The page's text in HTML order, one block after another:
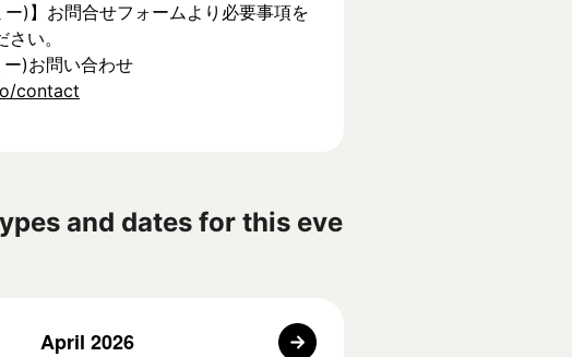
ー)】お問合せフォームより必要事項を
い。
)お問い合わせ
contact
and dates for this eve
April 2026